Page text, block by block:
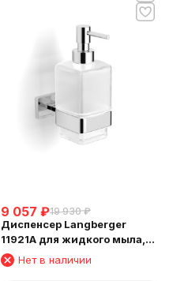
9 057 ₽19 930 ₽
Диспенсер Langberger
11921A для жидкого мыла,
стеклянный, к стене,
квадратный
Нет в наличии